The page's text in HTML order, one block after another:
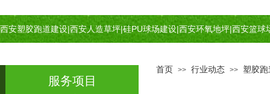
西安塑胶跑道建设|西安人造草坪|硅PU球场建设|西安环氧地坪|西安篮球
服务项目
首页 >> 行业动态 >> 塑胶